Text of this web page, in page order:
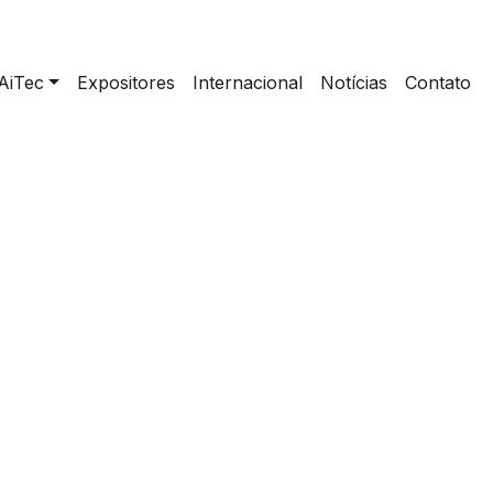
Expositores Internacional Notícias Contato